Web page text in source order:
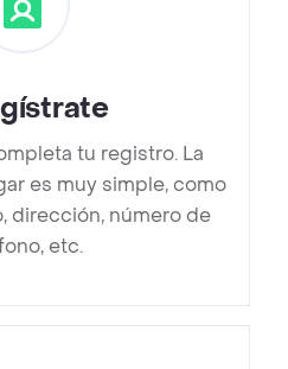
tu registro. La
es muy simple, como
dirección, número de
etc.